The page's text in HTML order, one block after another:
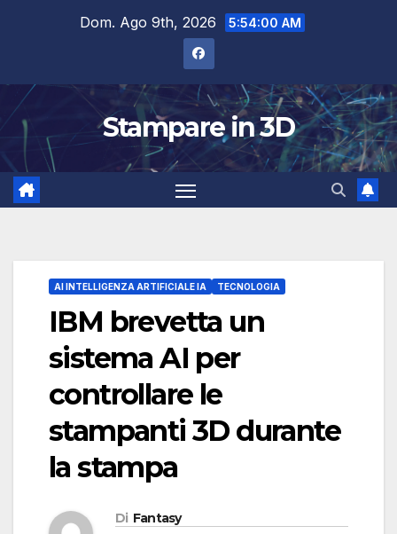
Dom. Ago 9th, 2026 5:54:02 AM
Stampare in 3D
AI INTELLIGENZA ARTIFICIALE IA TECNOLOGIA
IBM brevetta un
sistema AI per
controllare le
stampanti 3D durante
la stampa
Di Fantasy